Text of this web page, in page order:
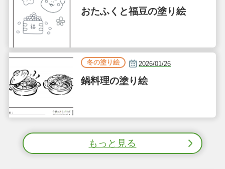
おたふくと福豆の塗り絵
冬の塗り絵 2026/01/26
鍋料理の塗り絵
もっと見る